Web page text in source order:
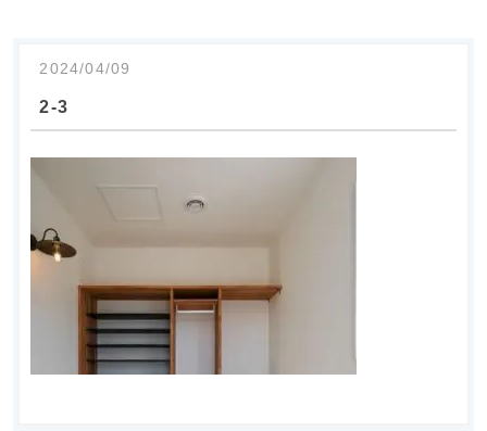
2-3
2024/04/09